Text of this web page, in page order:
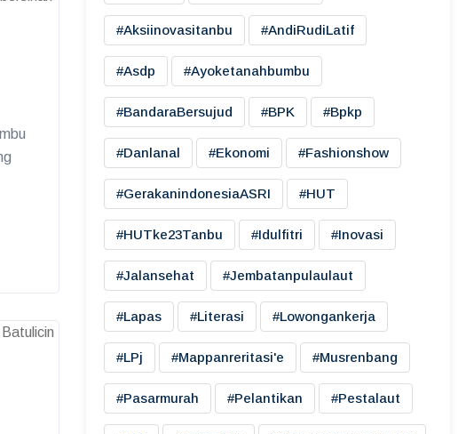
#aksiinovasitanbu #AndiRudiLatif
#asdp #ayoketanahbumbu
#BandaraBersujud #BPK #bpkp
#danlanal #ekonomi #fashionshow
#gerakanindonesiaASRI #HUT
#HUTke23Tanbu #idulfitri #inovasi
#jalansehat #jembatanpulaulaut
#lapas #literasi #lowongankerja
#LPj #mappanreritasi'e #musrenbang
#pasarmurah #pelantikan #pestalaut